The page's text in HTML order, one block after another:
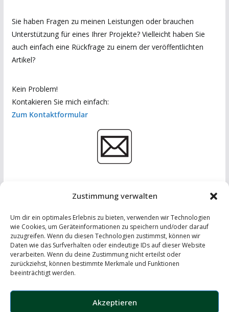
Zustimmung verwalten
Um dir ein optimales Erlebnis zu bieten, verwenden wir Technologien
wie Cookies, um Geräteinformationen zu speichern und/oder darauf
zuzugreifen. Wenn du diesen Technologien zustimmst, können wir
Daten wie das Surfverhalten oder eindeutige IDs auf dieser Website
verarbeiten. Wenn du deine Zustimmung nicht erteilst oder
zurückziehst, können bestimmte Merkmale und Funktionen
beeinträchtigt werden.
Akzeptieren
Sie haben Fragen zu meinen Leistungen oder brauchen
Unterstützung für eines Ihrer Projekte? Vielleicht haben Sie
auch einfach eine Rückfrage zu einem der veröffentlichten
Artikel?
Kein Problem!
Kontakieren Sie mich einfach:
Zum Kontaktformular
IMPRESSUM-DATENSCHUTZERKLÄRUNG- KONTAKT
LinkedIn
Instagram